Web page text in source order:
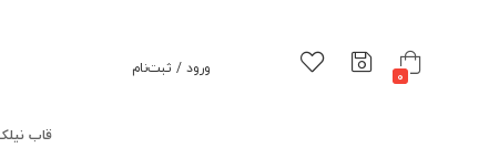
0 ورود / ثبت‌نام
قاب